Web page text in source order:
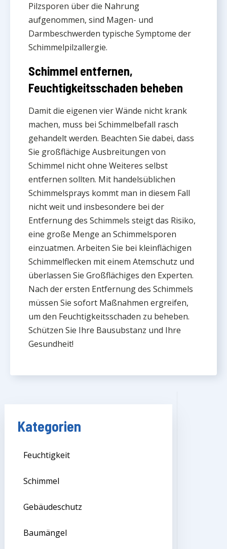
Pilzsporen über die Nahrung
aufgenommen, sind Magen- und
Darmbeschwerden typische Symptome der
Schimmelpilzallergie.
Schimmel entfernen,
Feuchtigkeitsschaden beheben
Damit die eigenen vier Wände nicht krank
machen, muss bei Schimmelbefall rasch
gehandelt werden. Beachten Sie dabei, dass
Sie großflächige Ausbreitungen von
Schimmel nicht ohne Weiteres selbst
entfernen sollten. Mit handelsüblichen
Schimmelsprays kommt man in diesem Fall
nicht weit und insbesondere bei der
Entfernung des Schimmels steigt das Risiko,
eine große Menge an Schimmelsporen
einzuatmen. Arbeiten Sie bei kleinflächigen
Schimmelflecken mit einem Atemschutz und
überlassen Sie Großflächiges den Experten.
Nach der ersten Entfernung des Schimmels
müssen Sie sofort Maßnahmen ergreifen,
um den Feuchtigkeitsschaden zu beheben.
Schützen Sie Ihre Bausubstanz und Ihre
Gesundheit!
Kategorien
Feuchtigkeit
Schimmel
Gebäudeschutz
Baumängel